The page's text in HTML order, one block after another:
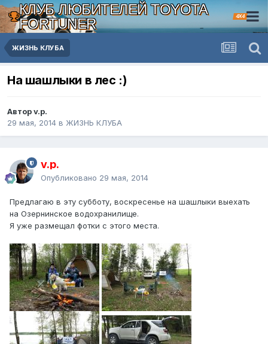
КЛУБ ЛЮБИТЕЛЕЙ TOYOTA
FORTUNER
4X4
ЖИЗНЬ КЛУБА
На шашлыки в лес :)
Автор v.p.
29 мая, 2014 в ЖИЗНЬ КЛУБА
v.p.
Опубликовано 29 мая, 2014
Предлагаю в эту субботу, воскресенье на шашлыки выехать
на Озернинское водохранилище.
Я уже размещал фотки с этого места.